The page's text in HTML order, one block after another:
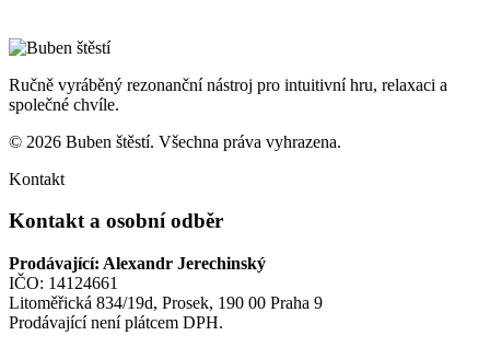
Ručně vyráběný rezonanční nástroj pro intuitivní hru, relaxaci a
společné chvíle.
© 2026 Buben štěstí. Všechna práva vyhrazena.
Kontakt
Kontakt a osobní odběr
Prodávající: Alexandr Jerechinský
IČO: 14124661
Litoměřická 834/19d, Prosek, 190 00 Praha 9
Prodávající není plátcem DPH.